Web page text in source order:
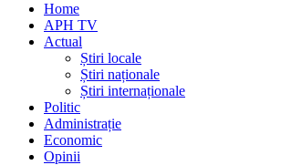
Home
APH TV
Actual
Știri locale
Știri naționale
Știri internaționale
Politic
Administrație
Economic
Opinii